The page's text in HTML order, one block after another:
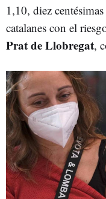
1,10, diez
catalanes con el
Prat de Llobregat,